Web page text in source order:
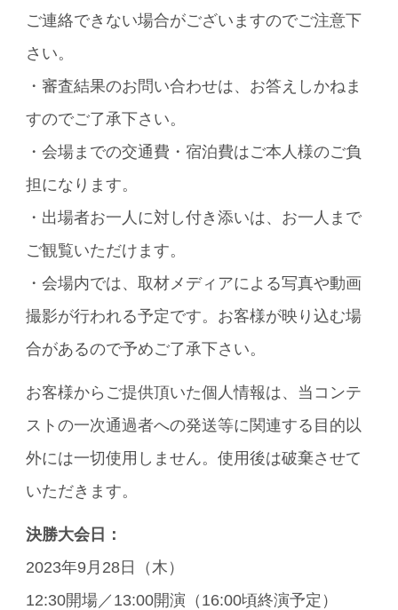
ご連絡できない場合がございますのでご注意下
さい。
・審査結果のお問い合わせは、お答えしかねま
すのでご了承下さい。
・会場までの交通費・宿泊費はご本人様のご負
担になります。
・出場者お一人に対し付き添いは、お一人まで
ご観覧いただけます。
・会場内では、取材メディアによる写真や動画
撮影が行われる予定です。お客様が映り込む場
合があるので予めご了承下さい。
お客様からご提供頂いた個人情報は、当コンテ
ストの一次通過者への発送等に関連する目的以
外には一切使用しません。使用後は破棄させて
いただきます。
決勝大会日：
2023年9月28日（木）
12:30開場／13:00開演（16:00頃終演予定）